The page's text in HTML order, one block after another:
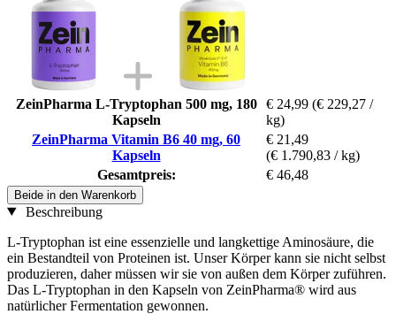
ZeinPharma L-Tryptophan 500 mg, 180
Kapseln
€ 24,99 (€ 229,27 /
kg)
ZeinPharma Vitamin B6 40 mg, 60
Kapseln
€ 21,49
(€ 1.790,83 / kg)
Gesamtpreis:
€ 46,48
Beide in den Warenkorb
Beschreibung
L-Tryptophan ist eine essenzielle und langkettige Aminosäure, die
ein Bestandteil von Proteinen ist. Unser Körper kann sie nicht selbst
produzieren, daher müssen wir sie von außen dem Körper zuführen.
Das L-Tryptophan in den Kapseln von ZeinPharma® wird aus
natürlicher Fermentation gewonnen.